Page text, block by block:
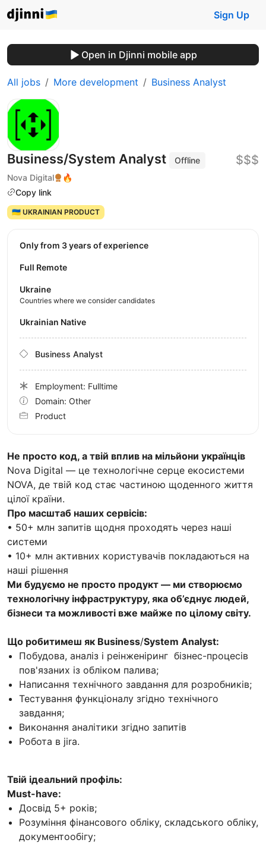
Sign Up
Open in Djinni mobile app
All jobs More development Business Analyst
Business/System Analyst
Offline
Nova Digital
🔥
Copy link
$$$
🇺🇦 UKRAINIAN PRODUCT
Не просто код, а твій вплив на мільйони українців
Nova Digital — це технологічне серце екосистеми
NOVA, де твій код стає частиною щоденного життя
цілої країни.
Про масштаб наших сервісів:
• 50+ млн запитів щодня проходять через наші
системи
• 10+ млн активних користувачів покладаються на
наші рішення
Ми будуємо не просто продукт — ми створюємо
технологічну інфраструктуру, яка об’єднує людей,
бізнеси та можливості вже майже по цілому світу.
Що робитимеш як Business/System Analyst:
Побудова, аналіз і реінженіринг бізнес-процесів
пов'язаних із обліком палива;
Написання технічного завдання для розробників;
Тестування функціоналу згідно технічного
завдання;
Виконання аналітики згідно запитів
Робота в jira.
Твій ідеальний профіль:
Must-have:
Досвід 5+ років;
Розуміння фінансового обліку, складського обліку,
документообігу;
Only from 3 years of experience
Full Remote
Ukraine
Countries where we consider candidates
Ukrainian Native
Business Analyst
Employment: Fulltime
Domain: Other
Product